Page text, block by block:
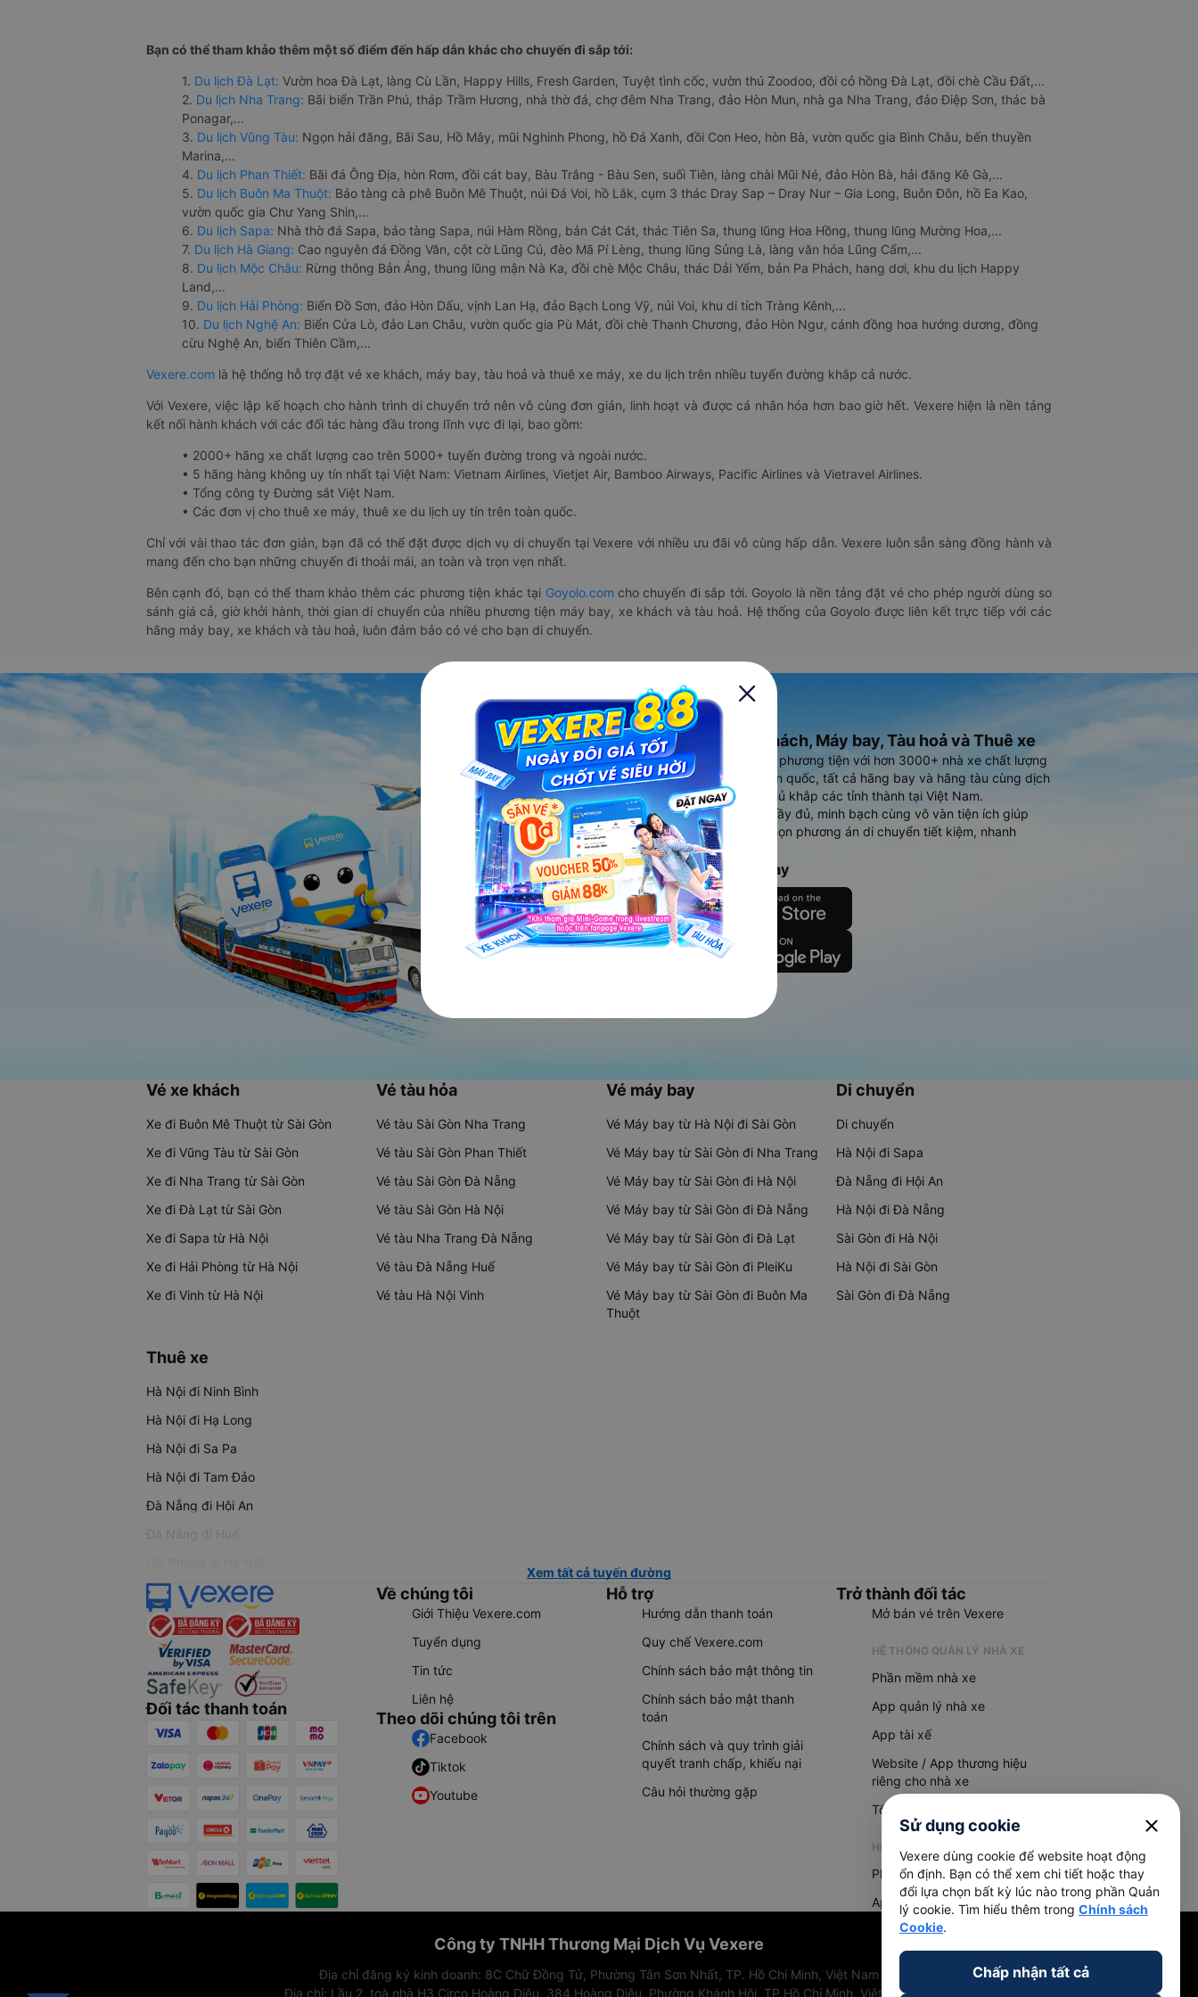
Bạn có thể tham khảo thêm một số điểm đến hấp dẫn khác cho chuyến đi sắp tới:
1. Du lịch Đà Lạt: Vườn hoa Đà Lạt, làng Cù Lần, Happy Hills, Fresh Garden, Tuyệt tình cốc, vườn thú Zoodoo, đồi cỏ hồng Đà Lạt, đồi chè Cầu Đất,...
2. Du lịch Nha Trang: Bãi biển Trần Phú, tháp Trầm Hương, nhà thờ đá, chợ đêm Nha Trang, đảo Hòn Mun, nhà ga Nha Trang, đảo Điệp Sơn, thác bà
Ponagar,...
3. Du lịch Vũng Tàu: Ngọn hải đăng, Bãi Sau, Hồ Mây, mũi Nghinh Phong, hồ Đá Xanh, đồi Con Heo, hòn Bà, vườn quốc gia Bình Châu, bến thuyền
Marina,...
4. Du lịch Phan Thiết: Bãi đá Ông Địa, hòn Rơm, đồi cát bay, Bàu Trắng - Bàu Sen, suối Tiên, làng chài Mũi Né, đảo Hòn Bà, hải đăng Kê Gà,...
5. Du lịch Buôn Ma Thuột: Bảo tàng cà phê Buôn Mê Thuột, núi Đá Voi, hồ Lắk, cụm 3 thác Dray Sap – Dray Nur – Gia Long, Buôn Đôn, hồ Ea Kao,
vườn quốc gia Chư Yang Shin,...
6. Du lịch Sapa: Nhà thờ đá Sapa, bảo tàng Sapa, núi Hàm Rồng, bản Cát Cát, thác Tiên Sa, thung lũng Hoa Hồng, thung lũng Mường Hoa,...
7. Du lịch Hà Giang: Cao nguyên đá Đồng Văn, cột cờ Lũng Cú, đèo Mã Pí Lèng, thung lũng Sủng Là, làng văn hóa Lũng Cẩm,...
8. Du lịch Mộc Châu: Rừng thông Bản Áng, thung lũng mận Nà Ka, đồi chè Mộc Châu, thác Dải Yếm, bản Pa Phách, hang dơi, khu du lịch Happy
Land,...
9. Du lịch Hải Phòng: Biển Đồ Sơn, đảo Hòn Dấu, vịnh Lan Hạ, đảo Bạch Long Vỹ, núi Voi, khu di tích Tràng Kênh,...
10. Du lịch Nghệ An: Biển Cửa Lò, đảo Lan Châu, vườn quốc gia Pù Mát, đồi chè Thanh Chương, đảo Hòn Ngư, cánh đồng hoa hướng dương, đồng
cừu Nghệ An, biển Thiên Cầm,...
Vexere.com là hệ thống hỗ trợ đặt vé xe khách, máy bay, tàu hoả và thuê xe máy, xe du lịch trên nhiều tuyến đường khắp cả nước.
Với Vexere, việc lập kế hoạch cho hành trình di chuyển trở nên vô cùng đơn giản, linh hoạt và được cá nhân hóa hơn bao giờ hết. Vexere hiện là nền tảng
kết nối hành khách với các đối tác hàng đầu trong lĩnh vực đi lại, bao gồm:
• 2000+ hãng xe chất lượng cao trên 5000+ tuyến đường trong và ngoài nước.
• 5 hãng hàng không uy tín nhất tại Việt Nam: Vietnam Airlines, Vietjet Air, Bamboo Airways, Pacific Airlines và Vietravel Airlines.
• Tổng công ty Đường sắt Việt Nam.
• Các đơn vị cho thuê xe máy, thuê xe du lịch uy tín trên toàn quốc.
Chỉ với vài thao tác đơn giản, bạn đã có thể đặt được dịch vụ di chuyển tại Vexere với nhiều ưu đãi vô cùng hấp dẫn. Vexere luôn sẵn sàng đồng hành và
mang đến cho bạn những chuyến đi thoải mái, an toàn và trọn vẹn nhất.
Bên cạnh đó, bạn có thể tham khảo thêm các phương tiện khác tại Goyolo.com cho chuyến đi sắp tới. Goyolo là nền tảng đặt vé cho phép người dùng so
sánh giá cả, giờ khởi hành, thời gian di chuyển của nhiều phương tiện máy bay, xe khách và tàu hoả. Hệ thống của Goyolo được liên kết trực tiếp với các
hãng máy bay, xe khách và tàu hoả, luôn đảm bảo có vé cho bạn di chuyển.
Ứng dụng đặt vé Xe khách, Máy bay, Tàu hoả và Thuê xe
Vexere - ứng dụng đặt vé đa phương tiện với hơn 3000+ nhà xe chất lượng
cao, 5000+ tuyến đường toàn quốc, tất cả hãng bay và hãng tàu cùng dịch
vụ thuê xe máy, xe du lịch phủ khắp các tỉnh thành tại Việt Nam.
Ứng dụng hiển thị thông tin đầy đủ, minh bạch cùng vô vàn tiện ích giúp
người dùng so sánh và lựa chọn phương án di chuyển tiết kiệm, nhanh
chóng và phù hợp nhất.
Tải ứng dụng Vexere ngay
Vé xe khách
Xe đi Buôn Mê Thuột từ Sài Gòn
Xe đi Vũng Tàu từ Sài Gòn
Xe đi Nha Trang từ Sài Gòn
Xe đi Đà Lạt từ Sài Gòn
Xe đi Sapa từ Hà Nội
Xe đi Hải Phòng từ Hà Nội
Xe đi Vinh từ Hà Nội
Vé tàu hỏa
Vé tàu Sài Gòn Nha Trang
Vé tàu Sài Gòn Phan Thiết
Vé tàu Sài Gòn Đà Nẵng
Vé tàu Sài Gòn Hà Nội
Vé tàu Nha Trang Đà Nẵng
Vé tàu Đà Nẵng Huế
Vé tàu Hà Nội Vinh
Vé máy bay
Vé Máy bay từ Hà Nội đi Sài Gòn
Vé Máy bay từ Sài Gòn đi Nha Trang
Vé Máy bay từ Sài Gòn đi Hà Nội
Vé Máy bay từ Sài Gòn đi Đà Nẵng
Vé Máy bay từ Sài Gòn đi Đà Lạt
Vé Máy bay từ Sài Gòn đi PleiKu
Vé Máy bay từ Sài Gòn đi Buôn Ma
Thuột
Di chuyển
Di chuyển
Hà Nội đi Sapa
Đà Nẵng đi Hội An
Hà Nội đi Đà Nẵng
Sài Gòn đi Hà Nội
Hà Nội đi Sài Gòn
Sài Gòn đi Đà Nẵng
Thuê xe
Hà Nội đi Ninh Bình
Hà Nội đi Hạ Long
Hà Nội đi Sa Pa
Hà Nội đi Tam Đảo
Đà Nẵng đi Hội An
Đà Nẵng đi Huế
Xem tất cả tuyến đường
Đối tác thanh toán
Về chúng tôi
Giới Thiệu Vexere.com
Tuyển dụng
Tin tức
Liên hệ
Theo dõi chúng tôi trên
Facebook
Tiktok
Youtube
Hỗ trợ
Hướng dẫn thanh toán
Quy chế Vexere.com
Chính sách bảo mật thông tin
Chính sách bảo mật thanh
toán
Chính sách và quy trình giải
quyết tranh chấp, khiếu nại
Câu hỏi thường gặp
Trở thành đối tác
Mở bán vé trên Vexere
HỆ THỐNG QUẢN LÝ NHÀ XE
Phần mềm nhà xe
App quản lý nhà xe
App tài xế
Website / App thương hiệu
riêng cho nhà xe
Tổng đài AI
HỆ THỐNG QUẢN LÝ HÀNG HOÁ
Phần mềm quản lý hàng hoá
App quản lý hàng hoá
Công ty TNHH Thương Mại Dịch Vụ Vexere
Địa chỉ đăng ký kinh doanh: 8C Chữ Đồng Tử, Phường Tân Sơn Nhất, TP. Hồ Chí Minh, Việt Nam
Địa chỉ: Lầu 2, toà nhà H3 Circo Hoàng Diệu, 384 Hoàng Diệu, Phường Khánh Hội, TP Hồ Chí Minh, Việt Nam
Sử dụng cookie close
Vexere dùng cookie để website hoạt động
ổn định. Bạn có thể xem chi tiết hoặc thay
đổi lựa chọn bất kỳ lúc nào trong phần Quản
lý cookie. Tìm hiểu thêm trong Chính sách
Cookie.
Chấp nhận tất cả